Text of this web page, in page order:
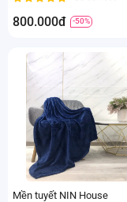
800.000đ -50%
Mền tuyết NIN House